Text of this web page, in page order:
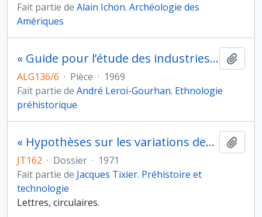
Fait partie de Alain Ichon. Archéologie des
Amériques
« Guide pour l’étude des industries lithiques d’Amérique du sud. Notice préliminaire » de A. Laming-Emperaire
ALG136/6 · Pièce · 1969
Fait partie de André Leroi-Gourhan. Ethnologie
préhistorique
« Hypothèses sur les variations des outillages préhistoriques », communication ajournée au Colloque « The explanation of culture change : models in prehistory », université de Sheffield (Royaume-Uni), 14-16 décembre 1971
JT162 · Dossier · 1971
Fait partie de Jacques Tixier. Préhistoire et
technologie
Lettres, circulaires.